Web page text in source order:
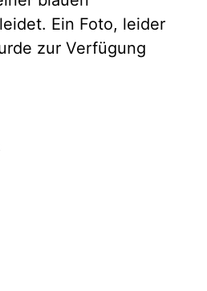
Ein Foto, leider
zur Verfügung